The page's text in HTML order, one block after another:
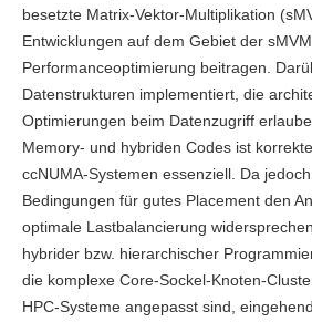
besetzte Matrix-Vektor-Multiplikation
Entwicklungen auf dem Gebiet der
Performanceoptimierung beitragen.
Datenstrukturen implementiert, die
Optimierungen beim Datenzugriff
Memory- und hybriden Codes ist
ccNUMA-Systemen essenziell. Da
Bedingungen für gutes Placement den
optimale Lastbalancierung
hybrider bzw. hierarchischer
die komplexe Core-Sockel-Knoten-
HPC-Systeme angepasst sind,